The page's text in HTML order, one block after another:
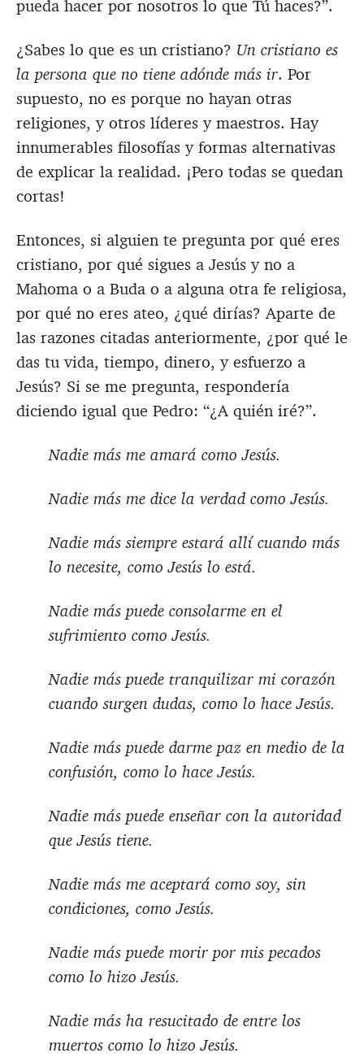
pueda hacer por nosotros lo que Tú haces?”.
¿Sabes lo que es un cristiano? Un cristiano es
la persona que no tiene adónde más ir. Por
supuesto, no es porque no hayan otras
religiones, y otros líderes y maestros. Hay
innumerables filosofías y formas alternativas
de explicar la realidad. ¡Pero todas se quedan
cortas!
Entonces, si alguien te pregunta por qué eres
cristiano, por qué sigues a Jesús y no a
Mahoma o a Buda o a alguna otra fe religiosa,
por qué no eres ateo, ¿qué dirías? Aparte de
las razones citadas anteriormente, ¿por qué le
das tu vida, tiempo, dinero, y esfuerzo a
Jesús? Si se me pregunta, respondería
diciendo igual que Pedro: “¿A quién iré?”.
Nadie más me amará como Jesús.
Nadie más me dice la verdad como Jesús.
Nadie más siempre estará allí cuando más
lo necesite, como Jesús lo está.
Nadie más puede consolarme en el
sufrimiento como Jesús.
Nadie más puede tranquilizar mi corazón
cuando surgen dudas, como lo hace Jesús.
Nadie más puede darme paz en medio de la
confusión, como lo hace Jesús.
Nadie más puede enseñar con la autoridad
que Jesús tiene.
Nadie más me aceptará como soy, sin
condiciones, como Jesús.
Nadie más puede morir por mis pecados
como lo hizo Jesús.
Nadie más ha resucitado de entre los
muertos como lo hizo Jesús.